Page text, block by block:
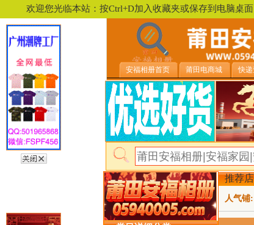
欢迎您光临本站：按Ctrl+D加入收藏夹或保存到电脑桌
安福相册首页 莆田电商城 快递
推荐
人气铺: